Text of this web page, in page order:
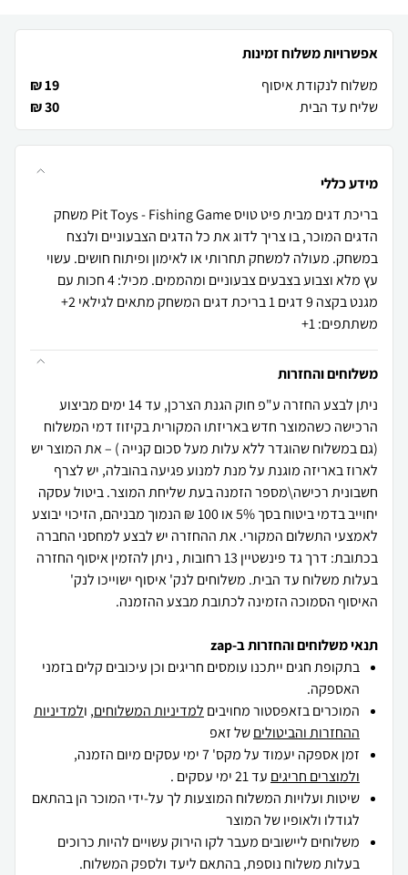
אפשרויות משלוח זמינות
משלוח לנקודת איסוף
19 ₪
שליח עד הבית
30 ₪
מידע כללי
בריכת דגים מבית פיט טויס Pit Toys - Fishing Game משחק
הדגים המוכר, בו צריך לדוג את כל הדגים הצבעוניים ולנצח
במשחק. מעולה למשחק תחרותי או לאימון ופיתוח חושים. עשוי
עץ מלא וצבוע בצבעים צבעוניים ומהממים. מכיל: 4 חכות עם
מגנט בקצה 9 דגים 1 בריכת דגים המשחק מתאים לגילאי 2+
משתתפים: 1+
משלוחים והחזרות
ניתן לבצע החזרה ע"פ חוק הגנת הצרכן, עד 14 ימים מביצוע
הרכישה כשהמוצר חדש באריזתו המקורית בקיזוז דמי המשלוח
(גם במשלוח שהוגדר ללא עלות מעל סכום קנייה ) – את המוצר יש
לארוז באריזה מוגנת על מנת למנוע פגיעה בהובלה, יש לצרף
חשבונית רכישה\מספר הזמנה בעת שליחת המוצר. ביטול עסקה
יחוייב בדמי ביטוח בסך 5% או 100 ₪ הנמוך מבניהם, הזיכוי יבוצע
לאמצעי התשלום המקורי. את ההחזרה יש לבצע למחסני החברה
בכתובת: דרך גד פינשטיין 13 רחובות , ניתן להזמין איסוף החזרה
בעלות משלוח עד הבית. משלוחים לנק' איסוף ישוייכו לנק'
האיסוף הסמוכה הזמינה לכתובת מבצע ההזמנה.
תנאי משלוחים והחזרות ב-zap
בתקופת חגים ייתכנו עומסים חריגים וכן עיכובים קלים בזמני
האספקה.
המוכרים בזאפסטור מחויבים למדיניות המשלוחים, ולמדיניות
ההחזרות והביטוליםשל זאפ
זמן אספקה יעמוד על מקס' 7 ימי עסקים מיום הזמנה,
ולמוצרים חריגים עד 21 ימי עסקים .
שיטות ועלויות המשלוח המוצעות לך על-ידי המוכר הן בהתאם
לגודלו ולאופיו של המוצר
משלוחים ליישובים מעבר לקו הירוק עשויים להיות כרוכים
בעלות משלוח נוספת, בהתאם ליעד ולספק המשלוח.